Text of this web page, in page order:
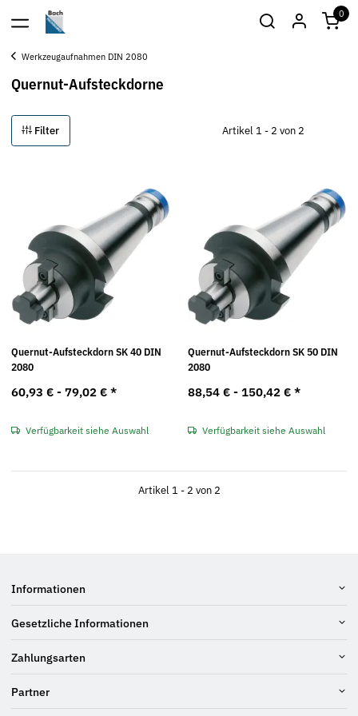
0
Werkzeugaufnahmen DIN 2080
Quernut-Aufsteckdorne
Filter Artikel 1 - 2 von 2
Quernut-Aufsteckdorn SK 40 DIN
2080
60,93 € - 79,02 € *
Verfügbarkeit siehe Auswahl
Quernut-Aufsteckdorn SK 50 DIN
2080
88,54 € - 150,42 € *
Verfügbarkeit siehe Auswahl
Artikel 1 - 2 von 2
Informationen
Gesetzliche Informationen
Zahlungsarten
Partner